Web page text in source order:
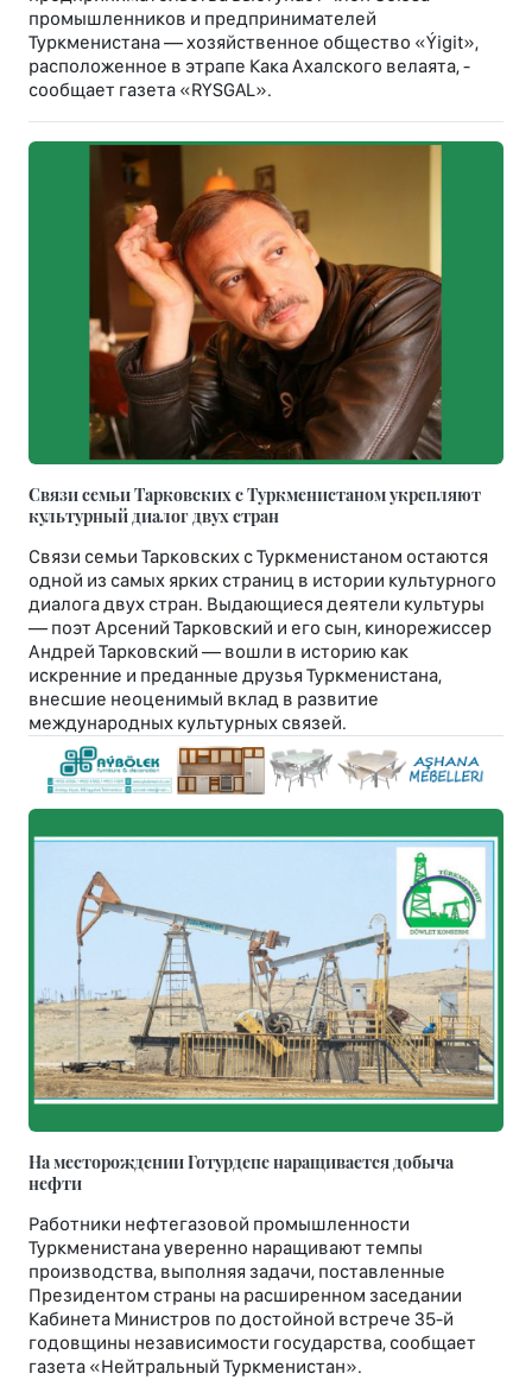
промышленников и предпринимателей
Туркменистана — хозяйственное общество «Ýigit»,
расположенное в этрапе Кака Ахалского велаята, -
сообщает газета «RYSGAL».
Связи семьи Тарковских с Туркменистаном укрепляют
культурный диалог двух стран
Связи семьи Тарковских с Туркменистаном остаются
одной из самых ярких страниц в истории культурного
диалога двух стран. Выдающиеся деятели культуры
— поэт Арсений Тарковский и его сын, кинорежиссер
Андрей Тарковский — вошли в историю как
искренние и преданные друзья Туркменистана,
внесшие неоценимый вклад в развитие
международных культурных связей.
На месторождении Готурдепе наращивается добыча
нефти
Работники нефтегазовой промышленности
Туркменистана уверенно наращивают темпы
производства, выполняя задачи, поставленные
Президентом страны на расширенном заседании
Кабинета Министров по достойной встрече 35-й
годовщины независимости государства, сообщает
газета «Нейтральный Туркменистан».